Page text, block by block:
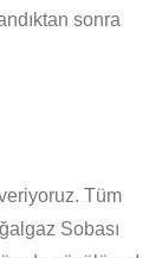
sonra
Tüm
Sobası